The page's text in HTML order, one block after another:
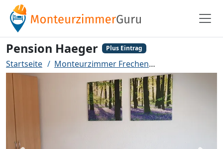
Pension Haeger Plus Eintrag
Startseite Monteurzimmer Frechen